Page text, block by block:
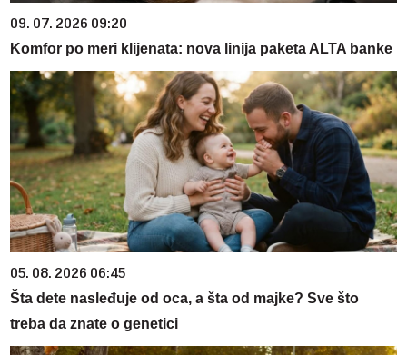
09. 07. 2026 09:20
Komfor po meri klijenata: nova linija paketa ALTA banke
05. 08. 2026 06:45
Šta dete nasleđuje od oca, a šta od majke? Sve što
treba da znate o genetici